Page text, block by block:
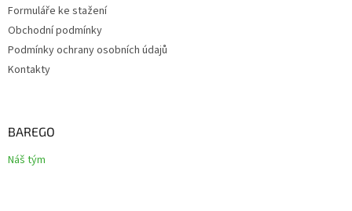
Formuláře ke stažení
Obchodní podmínky
Podmínky ochrany osobních údajů
Kontakty
BAREGO
Náš tým